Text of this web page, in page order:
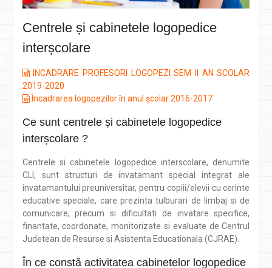
Centrele și cabinetele logopedice
interșcolare
INCADRARE PROFESORI LOGOPEZI SEM II AN SCOLAR
2019-2020
Încadrarea logopezilor în anul școlar 2016-2017
Ce sunt centrele și cabinetele logopedice
interșcolare ?
Centrele si cabinetele logopedice interscolare, denumite
CLI, sunt structuri de invatamant special integrat ale
invatamantului preuniversitar, pentru copiii/elevii cu cerinte
educative speciale, care prezinta tulburari de limbaj si de
comunicare, precum si dificultati de invatare specifice,
finantate, coordonate, monitorizate si evaluate de Centrul
Judetean de Resurse si Asistenta Educationala (CJRAE).
În ce constă activitatea cabinetelor logopedice